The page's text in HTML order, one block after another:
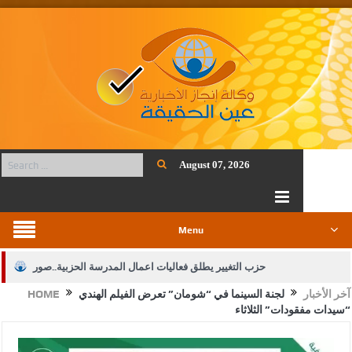
August 07, 2026
Menu
حزب التغيير يطلق فعاليات اعمال المدرسة الحزبية..صور
الجيش يفتح باب التجنيد لحملة البكالوريوس في الحقوق والقانون
HOME آخر الأخبار
لجنة السينما في “شومان” تعرض الفيلم الهندي
“سيدات مفقودات” الثلاثاء